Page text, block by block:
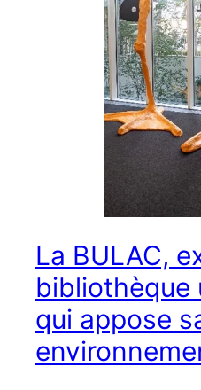
La BULAC,
bibliothèque
qui appose